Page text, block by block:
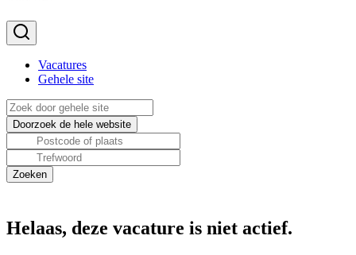
Vacatures
Gehele site
Helaas, deze vacature is niet actief.